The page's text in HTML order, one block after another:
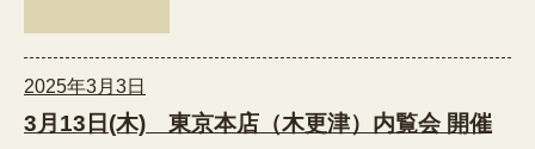
2025年3月3日
3月13日(木) 東京本店（木更津）内覧会 開催